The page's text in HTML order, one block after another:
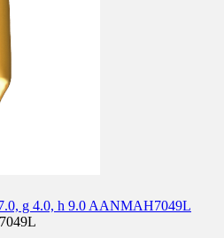
g 4.0, h 9.0 AANMAH7049L